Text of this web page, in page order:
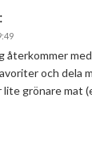
återkommer
och dela
lite grönare mat